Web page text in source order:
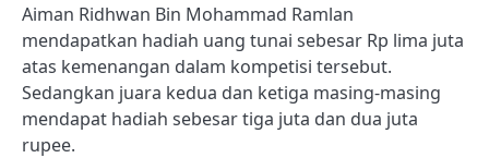
Aiman ​​​​Ridhwan Bin Mohammad Ramlan
mendapatkan hadiah uang tunai sebesar Rp lima juta
atas kemenangan dalam kompetisi tersebut.
Sedangkan juara kedua dan ketiga masing-masing
mendapat hadiah sebesar tiga juta dan dua juta
rupee.